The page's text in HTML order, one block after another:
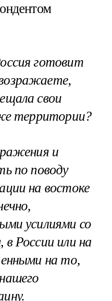
готовит
свои
территории?
и
по поводу
на востоке
усилиями со
России или на
на то,